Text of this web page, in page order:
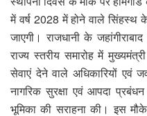
में वर्ष 2028 में होने वाले सिंहस्थ
जाएगी। राजधानी के
राज्य स्तरीय समारोह में
सेवाएं देने वाले अधिकारियों एवं
नागरिक सुरक्षा एवं आपदा
भूमिका की सराहना की। इस